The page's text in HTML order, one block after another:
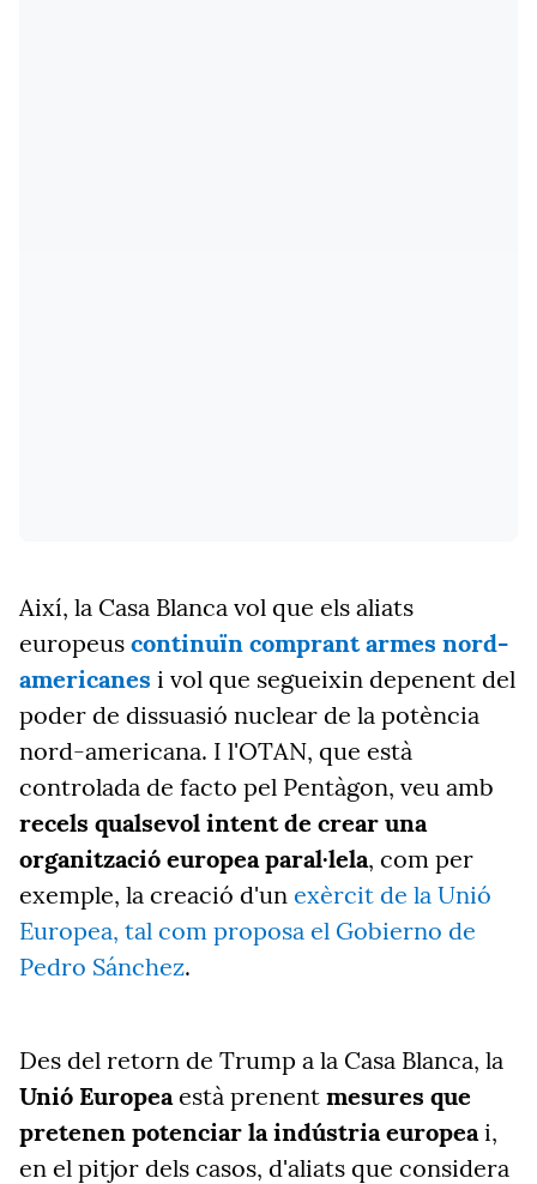
Així, la Casa Blanca vol que els aliats
europeus continuïn comprant armes nord-
americanes i vol que segueixin depenent del
poder de dissuasió nuclear de la potència
nord-americana. I l'OTAN, que està
controlada de facto pel Pentàgon, veu amb
recels qualsevol intent de crear una
organització europea paral·lela, com per
exemple, la creació d'un exèrcit de la Unió
Europea, tal com proposa el Gobierno de
Pedro Sánchez.
Des del retorn de Trump a la Casa Blanca, la
Unió Europeaestà prenent mesures que
pretenen potenciar la indústria europeai,
en el pitjor dels casos, d'aliats que considera